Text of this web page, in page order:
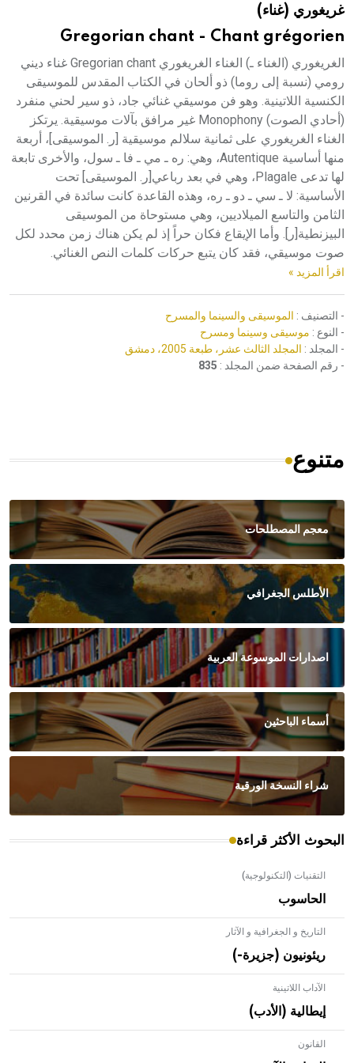
هيئة الموسوعة العربية تطلق موسوعات جديدة في عام 2026غريغوري (غناء)
Gregorian chant - Chant grégorien
الغريغوري (الغناء ـ) الغناء الغريغوري Gregorian chant غناء ديني
رومي (نسبة إلى روما) ذو ألحان في الكتاب المقدس للموسيقى
الكنسية اللاتينية. وهو فن موسيقي غنائي جاد، ذو سير لحني منفرد
(أحادي الصوت) Monophony غير مرافق بآلات موسيقية. يرتكز
الغناء الغريغوري على ثمانية سلالم موسيقية [ر. الموسيقى]، أربعة
منها أساسية Autentique، وهي: ره ـ مي ـ فا ـ سول، والأخرى تابعة
لها تدعى Plagale، وهي في بعد رباعي[ر. الموسيقى] تحت
الأساسية: لا ـ سي ـ دو ـ ره، وهذه القاعدة كانت سائدة في القرنين
الثامن والتاسع الميلاديين، وهي مستوحاة من الموسيقى
البيزنطية[ر]. وأما الإيقاع فكان حراً إذ لم يكن هناك زمن محدد لكل
صوت موسيقي، فقد كان يتبع حركات كلمات النص الغنائي.
اقرأ المزيد »
- التصنيف : الموسيقى والسينما والمسرح
- النوع : موسيقى وسينما ومسرح
- المجلد : المجلد الثالث عشر، طبعة 2005، دمشق
- رقم الصفحة ضمن المجلد : 835
متنوع
معجم المصطلحات
الأطلس الجغرافي
اصدارات الموسوعة العربية
أسماء الباحثين
شراء النسخة الورقية
البحوث الأكثر قراءة
التقنيات (التكنولوجية)
الحاسوب
التاريخ و الجغرافية و الآثار
ريئونيون (جزيرة-)
الآداب اللاتينية
إيطالية (الأدب)
القانون- هل تعلم أن الأبلق نوع من الفنون الهندسية التي ارتبطت